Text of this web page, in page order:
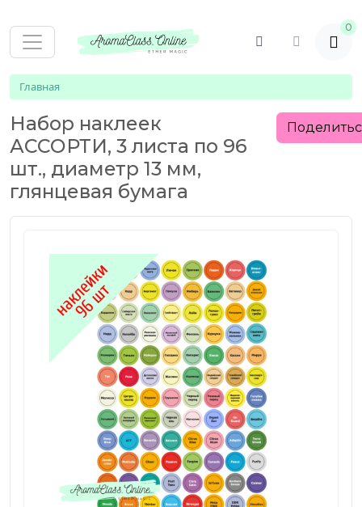
0
Главная
Набор наклеек
АССОРТИ, 3 листа по 96
шт., диаметр 13 мм,
глянцевая бумага